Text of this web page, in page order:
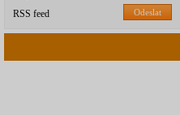
Odeslat
RSS feed